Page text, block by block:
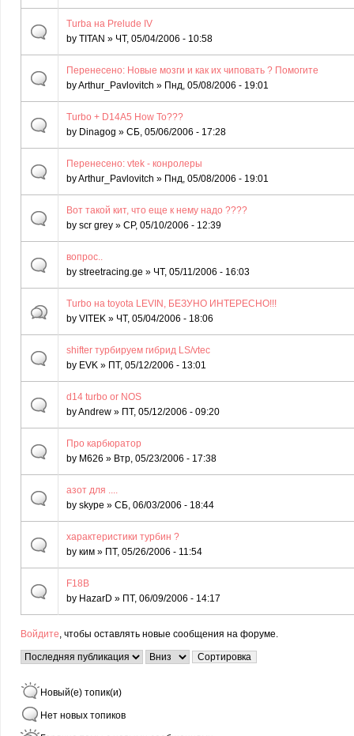
Turba на Prelude IV
by TITAN » ЧТ, 05/04/2006 - 10:58
Перенесено: Новые мозги и как их чиповать ? Помогите
byArthur_Pavlovitch » Пнд, 05/08/2006 - 19:01
Turbo + D14A5 How To???
by Dinagog » СБ, 05/06/2006 - 17:28
Перенесено: vtek - конролеры
byArthur_Pavlovitch » Пнд, 05/08/2006 - 19:01
Вот такой кит, что еще к нему надо ????
by scr grey » СР, 05/10/2006 - 12:39
вопрос..
by streetracing.ge » ЧТ, 05/11/2006 - 16:03
Turbo на toyota LEVIN, БЕЗУНО ИНТЕРЕСНО!!!
by VITEK » ЧТ, 05/04/2006 - 18:06
shifter турбируем гибрид LS/vtec
by EVK » ПТ, 05/12/2006 - 13:01
d14 turbo or NOS
byAndrew » ПТ, 05/12/2006 - 09:20
Про карбюратор
by M626 » Втр, 05/23/2006 - 17:38
азот для ....
by skype » СБ, 06/03/2006 - 18:44
характеристики турбин ?
by ким » ПТ, 05/26/2006 - 11:54
F18B
by HazarD » ПТ, 06/09/2006 - 14:17
Войдите, чтобы оставлять новые сообщения на форуме.
Страницы
Сортировка по Сортировка
Новый(е) топик(и)
Нет новых топиков